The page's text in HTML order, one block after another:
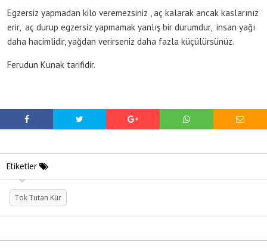
Egzersiz yapmadan kilo veremezsiniz , aç kalarak ancak kaslarınız
erir, aç durup egzersiz yapmamak yanlış bir durumdur, insan yağı
daha hacimlidir, yağdan verirseniz daha fazla küçülürsünüz.
Ferudun Kunak tarifidir.
Etiketler
Tok Tutan Kür